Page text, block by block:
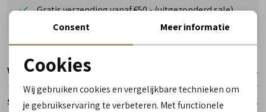
Gratis verzending vanaf €50,- (uitgezonderd sale)
Reserveer- en passervice in de winkel!
Winkelvoorraad
Specificaties
Noodzakelijke cookies
Consent Meer informatie
Cookies
Wij gebruiken cookies en vergelijkbare technieken om
je gebruikservaring te verbeteren. Met functionele